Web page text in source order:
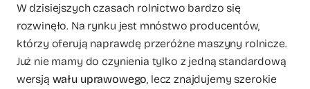
W dzisiejszych czasach rolnictwo bardzo się
rozwinęło. Na rynku jest mnóstwo producentów,
którzy oferują naprawdę przeróżne maszyny rolnicze.
Już nie mamy do czynienia tylko z jedną standardową
wersją wału uprawowego , lecz znajdujemy szerokie